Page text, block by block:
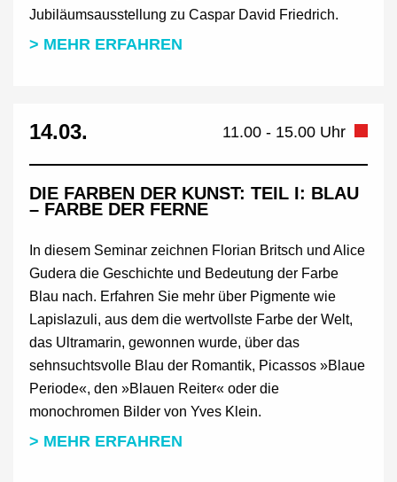
Jubiläumsausstellung zu Caspar David Friedrich.
> MEHR ERFAHREN
14.03. 11.00 - 15.00 Uhr
DIE FARBEN DER KUNST: TEIL I: BLAU
– FARBE DER FERNE
In diesem Seminar zeichnen Florian Britsch und Alice
Gudera die Geschichte und Bedeutung der Farbe
Blau nach. Erfahren Sie mehr über Pigmente wie
Lapislazuli, aus dem die wertvollste Farbe der Welt,
das Ultramarin, gewonnen wurde, über das
sehnsuchtsvolle Blau der Romantik, Picassos »Blaue
Periode«, den »Blauen Reiter« oder die
monochromen Bilder von Yves Klein.
> MEHR ERFAHREN